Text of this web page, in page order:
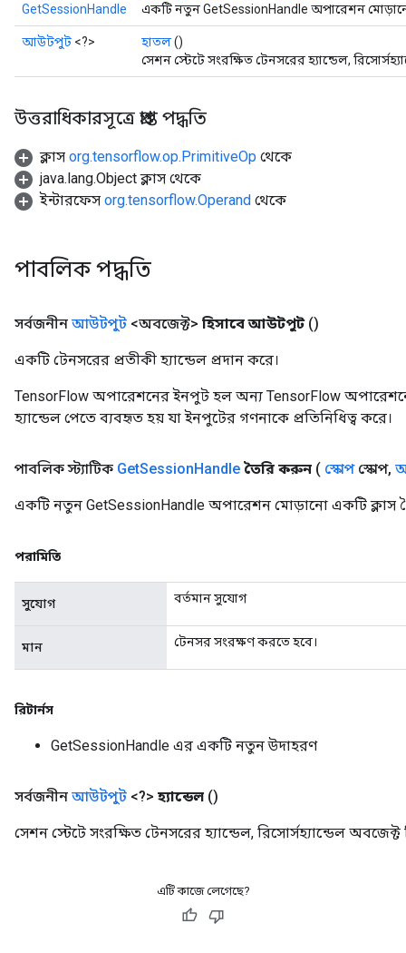
GetSessionHandle
একটি নতুন GetSessionHandle অপারেশন মোড়ানো
আউটপুট <?> হাতল()
সেশন স্টেটে সংরক্ষিত টেনসরের হ্যান্ডেল,
উত্তরাধিকারসূত্রে প্রাপ্ত পদ্ধতি
ক্লাস org.tensorflow.op.PrimitiveOp থেকে
java.lang.Object ক্লাস থেকে
ইন্টারফেস org.tensorflow.Operand থেকে
পাবলিক পদ্ধতি
সর্বজনীন আউটপুট <অবজেক্ট> হিসাবে আউটপুট ()
একটি টেনসরের প্রতীকী হ্যান্ডেল প্রদান করে।
TensorFlow অপারেশনের ইনপুট হল অন্য TensorFlow
হ্যান্ডেল পেতে ব্যবহৃত হয় যা ইনপুটের গণনাকে প্রতিনিধিত্ব করে।
পাবলিক স্ট্যাটিক GetSessionHandle তৈরি করুন ( স্কোপস্কোপ,
একটি নতুন GetSessionHandle অপারেশন মোড়ানো একটি ক্লাস
পরামিতি
সুযোগ বর্তমান সুযোগ
মান টেনসর সংরক্ষণ করতে হবে।
রিটার্নস
GetSessionHandle এর একটি নতুন উদাহরণ
সর্বজনীন আউটপুট <?> হ্যান্ডেল ()
সেশন স্টেটে সংরক্ষিত টেনসরের হ্যান্ডেল, রিসোর্সহ্যান্ডেল অবজেক্ট
এটি কাজে লেগেছে?